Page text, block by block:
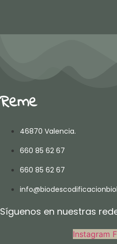
Reme
46870 Valencia.
660 85 62 67
660 85 62 67
Síguenos en nuestras
Instagram